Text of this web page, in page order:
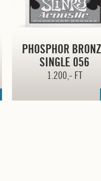
PHOSPHOR
SINGLE 056
1.200,- FT